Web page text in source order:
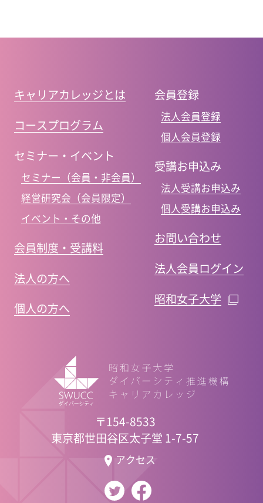
〒154-8533
東京都世田谷区太子堂 1-7-57
アクセス
キャリアカレッジとは
コースプログラム
セミナー・イベント
セミナー（会員・非会員）
経営研究会（会員限定）
イベント・その他
会員制度・受講料
法人の方へ
個人の方へ
会員登録
法人会員登録
個人会員登録
受講お申込み
法人受講お申込み
個人受講お申込み
お問い合わせ
法人会員ログイン
昭和女子大学